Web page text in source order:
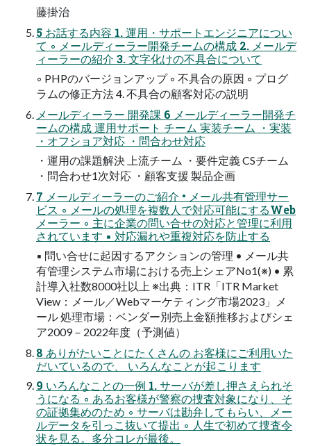
藤掛治
5 お話する内容 1. 運用・サポートエンジニアについ
て ◦ メールディーラー開発チームの構成 2. メールデ
ィーラーの紹介 3. 文字化けの不具合について
◦ PHPのバージョンアップ ◦ 不具合の原因 ◦ プログ
ラムの修正方法 4. 不具合の顧客対応の説明
メールディーラー 開発課 6 メールディーラー開発チ
ームの構成 運用サポート チーム 実装チーム ・実装
・オフショア対応 ・問合わせ対応
・運用の課題解決 上流チーム ・要件定義 CSチーム
・問合わせ1次対応 ・顧客支援 製品企画
7 メールディーラーのご紹介 • メール共有管理サー
ビス ◦ メールの処理を複数人で対応可能にするWeb
メーラー ◦ 主に企業の問い合せの対応と管理に利用
されています ▪ 対応漏れや重複対応を防止する
▪ 問い合せに起因するアクションの管理 • メール共
有管理システム市場における売上シェアNo1(※) • 累
計導入社数8000社以上 ※出典：ITR「ITR Market
View：メール／Webマーケティング市場2023」メ
ール 処理市場：ベンダー別売上金額推移およびシェ
ア2009－2022年度（予測値）
8 ありがたいことにたくさんの お客様にご利用いた
だいているので、 いろんなことが起こります
9 いろんなことの一例 1. サーバが差し押さえられそ
うになる ◦ あるお客様が警察の捜査対象になり、そ
の証拠集めのため ◦ サーバは勘弁してもらい、メー
ルデータを引っこ抜いて提出 ◦ 人生で初めて捜査令
状を見る。多分コレが最後。